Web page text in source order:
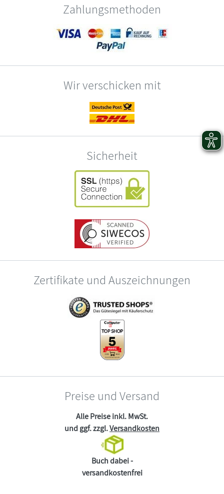
Zahlungsmethoden
Wir verschicken mit
Sicherheit
Zertifikate und Auszeichnungen
Preise und Versand
Alle Preise inkl. MwSt.
und ggf. zzgl.Versandkosten
Buch dabei -
versandkostenfrei